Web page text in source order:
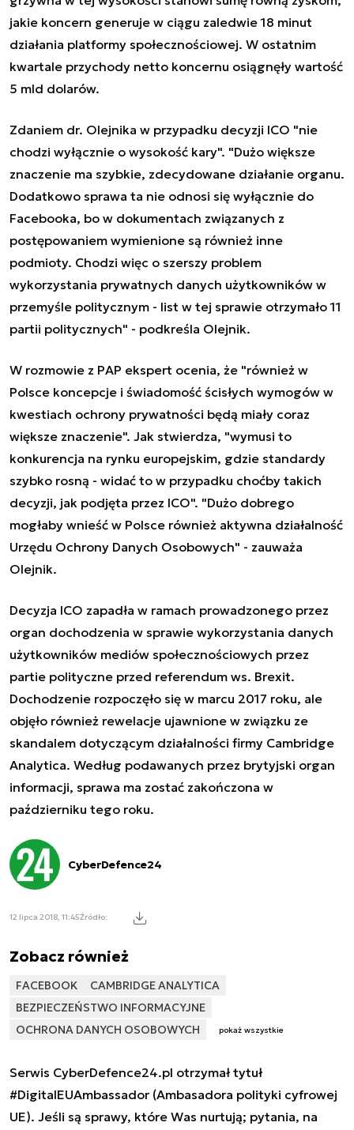
jakie koncern generuje w ciągu zaledwie 18 minut
działania platformy społecznościowej. W ostatnim
kwartale przychody netto koncernu osiągnęły wartość
5 mld dolarów.
Zdaniem dr. Olejnika w przypadku decyzji ICO "nie
chodzi wyłącznie o wysokość kary". "Dużo większe
znaczenie ma szybkie, zdecydowane działanie organu.
Dodatkowo sprawa ta nie odnosi się wyłącznie do
Facebooka, bo w dokumentach związanych z
postępowaniem wymienione są również inne
podmioty. Chodzi więc o szerszy problem
wykorzystania prywatnych danych użytkowników w
przemyśle politycznym - list w tej sprawie otrzymało 11
partii politycznych" - podkreśla Olejnik.
W rozmowie z PAP ekspert ocenia, że "również w
Polsce koncepcje i świadomość ścisłych wymogów w
kwestiach ochrony prywatności będą miały coraz
większe znaczenie". Jak stwierdza, "wymusi to
konkurencja na rynku europejskim, gdzie standardy
szybko rosną - widać to w przypadku choćby takich
decyzji, jak podjęta przez ICO". "Dużo dobrego
mogłaby wnieść w Polsce również aktywna działalność
Urzędu Ochrony Danych Osobowych" - zauważa
Olejnik.
Decyzja ICO zapadła w ramach prowadzonego przez
organ dochodzenia w sprawie wykorzystania danych
użytkowników mediów społecznościowych przez
partie polityczne przed referendum ws. Brexit.
Dochodzenie rozpoczęło się w marcu 2017 roku, ale
objęło również rewelacje ujawnione w związku ze
skandalem dotyczącym działalności firmy Cambridge
Analytica. Według podawanych przez brytyjski organ
informacji, sprawa ma zostać zakończona w
październiku tego roku.
CyberDefence24
12 lipca 2018, 11:45Źródło:
Zobacz również
FACEBOOK
CAMBRIDGE ANALYTICA
BEZPIECZEŃSTWO INFORMACYJNE
OCHRONA DANYCH OSOBOWYCH
pokaż wszystkie
Serwis CyberDefence24.pl otrzymał tytuł
#DigitalEUAmbassador (Ambasadora polityki cyfrowej
UE). Jeśli są sprawy, które Was nurtują; pytania, na